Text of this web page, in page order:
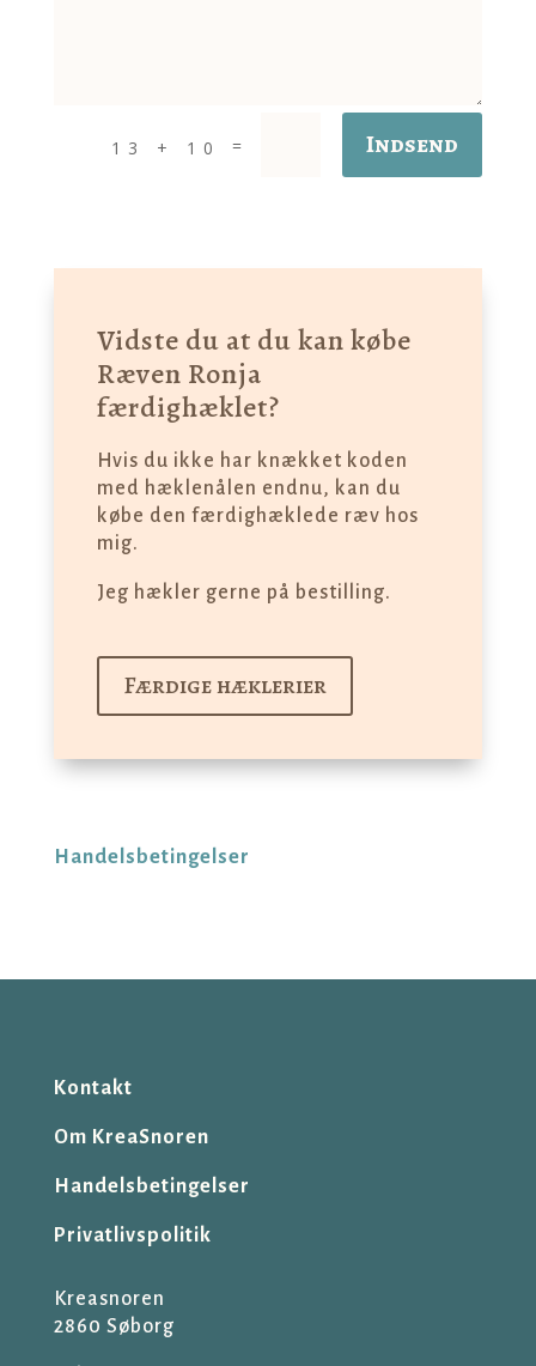
13 + 10 = Indsend
Vidste du at du kan købe
Ræven Ronja
færdighæklet?
Hvis du ikke har knækket koden
med hæklenålen endnu, kan du
købe den færdighæklede ræv hos
mig.
Jeg hækler gerne på bestilling.
Færdige hæklerier
Handelsbetingelser
Kontakt
Om KreaSnoren
Handelsbetingelser
Privatlivspolitik
Kreasnoren
2860 Søborg